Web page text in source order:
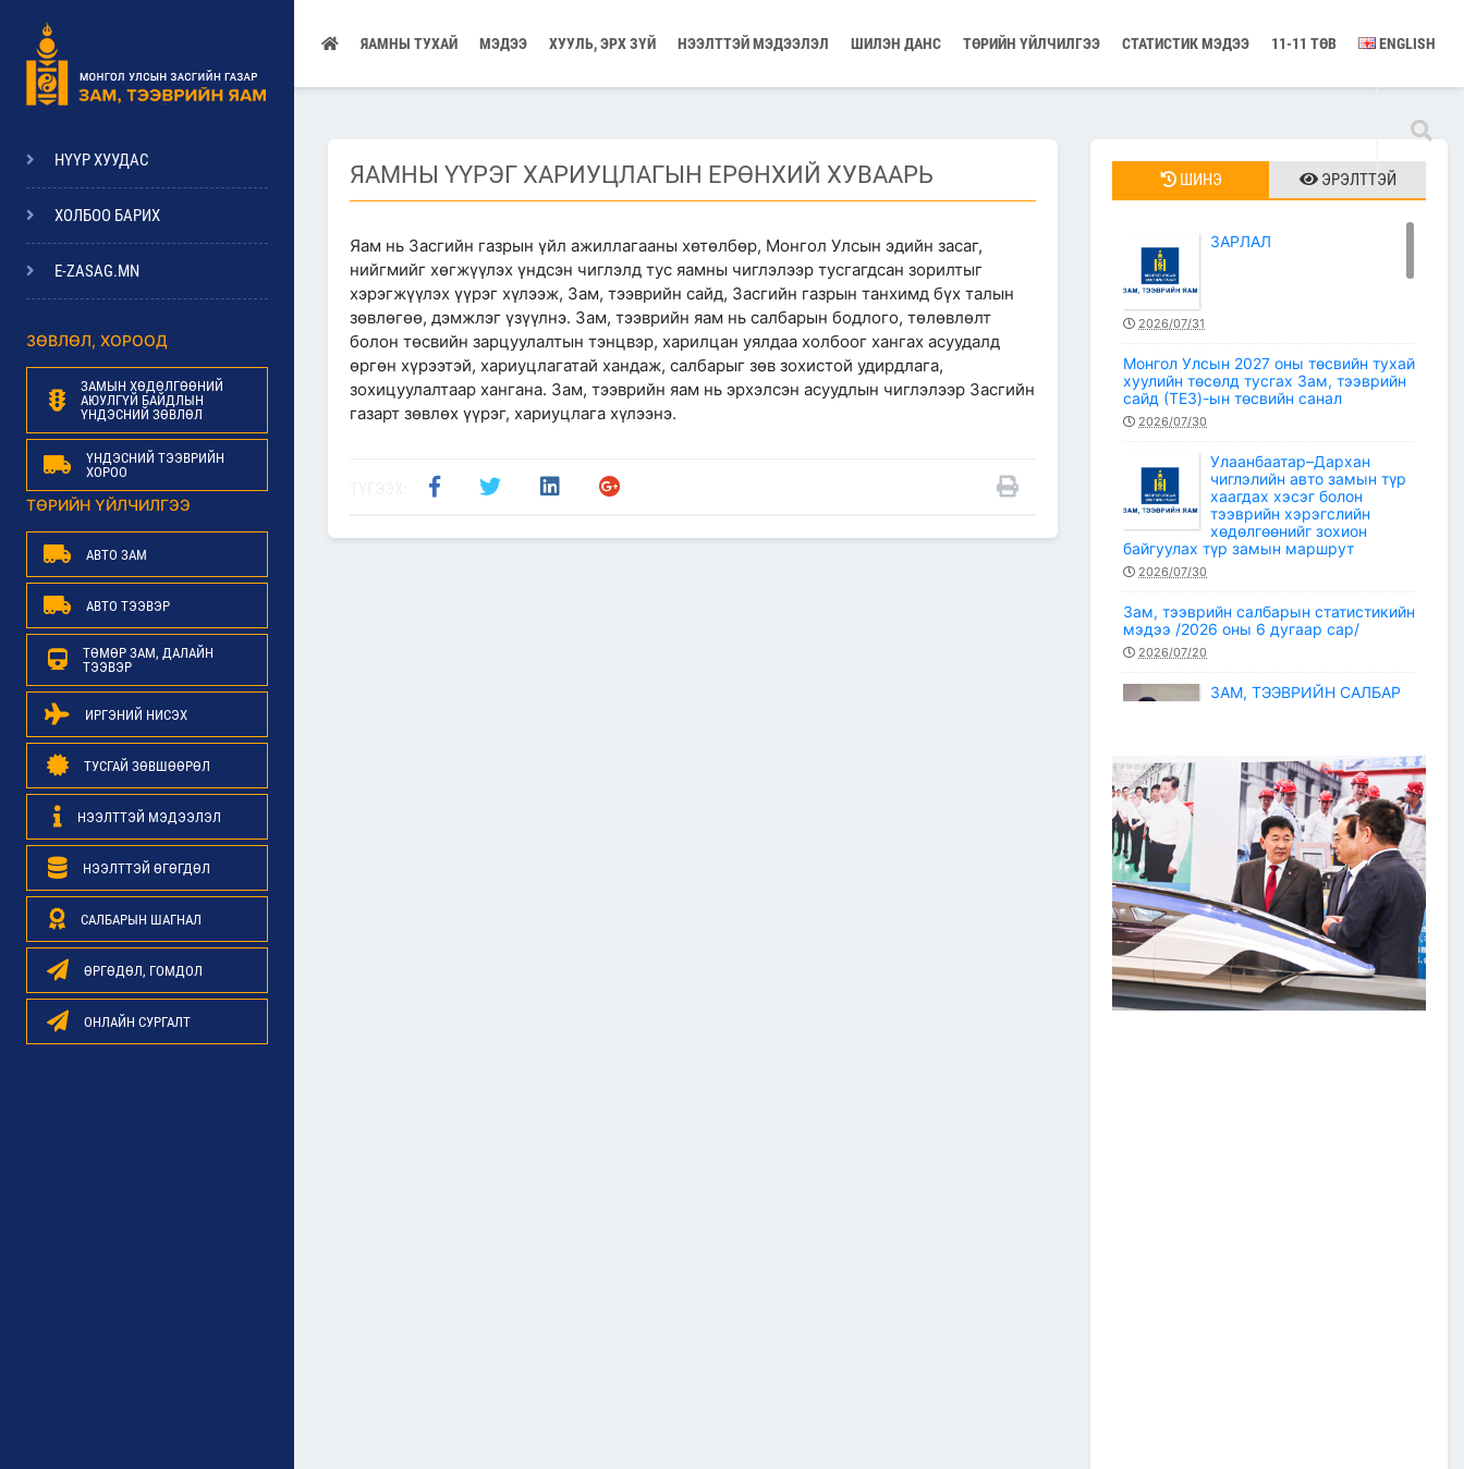
ЯАМНЫ ТУХАЙ МЭДЭЭ ХУУЛЬ, ЭРХ ЗҮЙ НЭЭЛТТЭЙ МЭДЭЭЛЭЛ ШИЛЭН ДАНС ТӨРИЙН ҮЙЛЧИЛГЭЭ СТАТИСТИК МЭДЭЭ 11-11 ТӨВ ENGLISH
НҮҮР ХУУДАС
ХОЛБОО БАРИХ
E-ZASAG.MN
ЗӨВЛӨЛ, ХОРООД
ЗАМЫН ХӨДӨЛГӨӨНИЙ
АЮУЛГҮЙ БАЙДЛЫН
ҮНДЭСНИЙ ЗӨВЛӨЛ
ҮНДЭСНИЙ ТЭЭВРИЙН
ХОРОО
ТӨРИЙН ҮЙЛЧИЛГЭЭ
АВТО ЗАМ
АВТО ТЭЭВЭР
ТӨМӨР ЗАМ, ДАЛАЙН
ТЭЭВЭР
ИРГЭНИЙ НИСЭХ
ТУСГАЙ ЗӨВШӨӨРӨЛ
НЭЭЛТТЭЙ МЭДЭЭЛЭЛ
НЭЭЛТТЭЙ ӨГӨГДӨЛ
САЛБАРЫН ШАГНАЛ
ӨРГӨДӨЛ, ГОМДОЛ
ОНЛАЙН СУРГАЛТ
ЯАМНЫ ҮҮРЭГ ХАРИУЦЛАГЫН ЕРӨНХИЙ ХУВААРЬ
Яам нь Засгийн газрын үйл ажиллагааны хөтөлбөр, Монгол Улсын эдийн засаг,
нийгмийг хөгжүүлэх үндсэн чиглэлд тус яамны чиглэлээр тусгагдсан зорилтыг
хэрэгжүүлэх үүрэг хүлээж, Зам, тээврийн сайд, Засгийн газрын танхимд бүх талын
зөвлөгөө, дэмжлэг үзүүлнэ. Зам, тээврийн яам нь салбарын бодлого, төлөвлөлт
болон төсвийн зарцуулалтын тэнцвэр, харилцан уялдаа холбоог хангах асуудалд
өргөн хүрээтэй, хариуцлагатай хандаж, салбарыг зөв зохистой удирдлага,
зохицуулалтаар хангана. Зам, тээврийн яам нь эрхэлсэн асуудлын чиглэлээр Засгийн
газарт зөвлөх үүрэг, хариуцлага хүлээнэ.
ШИНЭ ЭРЭЛТТЭЙ
ЗАРЛАЛ
2026/07/31
Монгол Улсын 2027 оны төсвийн тухай
хуулийн төсөлд тусгах Зам, тээврийн
сайд (ТЕЗ)-ын төсвийн санал
2026/07/30
Улаанбаатар–Дархан
чиглэлийн авто замын түр
хаагдах хэсэг болон
тээврийн хэрэгслийн
хөдөлгөөнийг зохион
байгуулах түр замын маршрут
2026/07/30
Зам, тээврийн салбарын статистикийн
мэдээ /2026 оны 6 дугаар сар/
2026/07/20
ЗАМ, ТЭЭВРИЙН САЛБАР
ТОМ ТӨСЛҮҮДИЙГ
ХУГАЦААНД НЬ АШИГЛАЛТАД
ОРУУЛАХЫГ ҮҮРЭГ БОЛГОЛОО
2026/07/08
ЗАМ, ТЭЭВРИЙН ЯАМНЫ
АЖИЛТАН, АЛБА
ХААГЧДЫГ ТӨРИЙН ОДОН
МЕДАЛИАР ШАГНАЛАА
2026/07/08
ТӨРИЙН ОДОН
МЕДАЛИАР ШАГНАЛАА